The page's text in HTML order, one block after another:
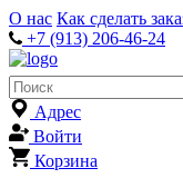
О нас Как сделать
+7 (913) 206-46-24
Адрес
Войти
Корзина